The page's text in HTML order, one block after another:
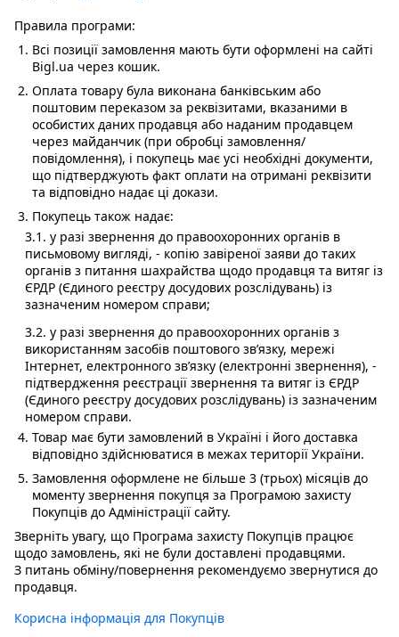
Правила програми:
Всі позиції замовлення мають бути оформлені на сайті
Bigl.ua через кошик.
Оплата товару була виконана банківським або
поштовим переказом за реквізитами, вказаними в
особистих даних продавця або наданим продавцем
через майданчик (при обробці замовлення/
повідомлення), і покупець має усі необхідні документи,
що підтверджують факт оплати на отримані реквізити
та відповідно надає ці докази.
Покупець також надає:
3.1. у разі звернення до правоохоронних органів в
письмовому вигляді, - копію завіреної заяви до таких
органів з питання шахрайства щодо продавця та витяг із
ЄРДР (Єдиного реєстру досудових розслідувань) із
зазначеним номером справи;
3.2. у разі звернення до правоохоронних органів з
використанням засобів поштового зв’язку, мережі
Інтернет, електронного зв’язку (електронні звернення), -
підтвердження реєстрації звернення та витяг із ЄРДР
(Єдиного реєстру досудових розслідувань) із зазначеним
номером справи.
Товар має бути замовлений в Україні і його доставка
відповідно здійснюватися в межах території України.
Замовлення оформлене не більше 3 (трьох) місяців до
моменту звернення покупця за Програмою захисту
Покупців до Адміністрації сайту.
Зверніть увагу, що Програма захисту Покупців працює
щодо замовлень, які не були доставлені продавцями.
З питань обміну/повернення рекомендуємо звернутися до
продавця.
Корисна інформація для Покупців